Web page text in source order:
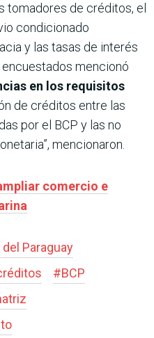
tomadores de créditos, el
condicionado
y las tasas de interés
encuestados mencionó
en los requisitos
de créditos entre las
por el BCP y las no
mencionaron.
comercio e
Paraguay
#BCP